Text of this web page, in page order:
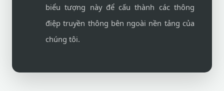
biểu tượng này để cấu thành các thông
điệp truyền thông bên ngoài nền tảng của
chúng tôi.